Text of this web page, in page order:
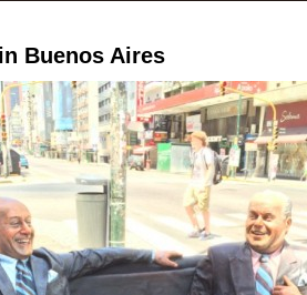
Buenos Aires